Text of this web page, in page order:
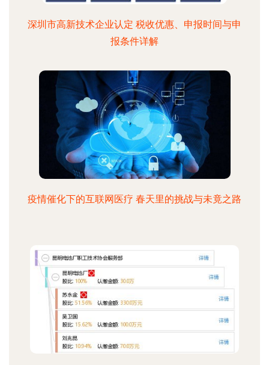
深圳市高新技术企业认定 税收优惠、申报时间与申
报条件详解
疫情催化下的互联网医疗 春天里的挑战与未竟之路